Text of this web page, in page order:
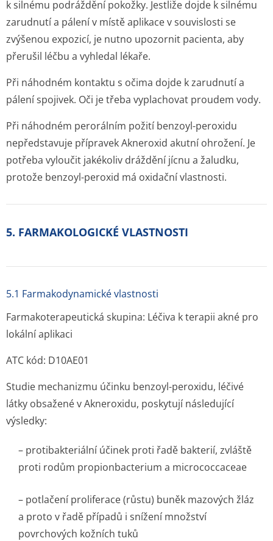
k silnému podráždění pokožky. Jestliže dojde k silnému
zarudnutí a pálení v místě aplikace v souvislosti se
zvýšenou expozicí, je nutno upozornit pacienta, aby
přerušil léčbu a vyhledal lékaře.
Při náhodném kontaktu s očima dojde k zarudnutí a
pálení spojivek. Oči je třeba vyplachovat proudem vody.
Při náhodném perorálním požití benzoyl-peroxidu
nepředstavuje přípravek Akneroxid akutní ohrožení. Je
potřeba vyloučit jakékoliv dráždění jícnu a žaludku,
protože benzoyl-peroxid má oxidační vlastnosti.
5. FARMAKOLOGICKÉ VLASTNOSTI
5.1 Farmakodynamické vlastnosti
Farmakoterapeutická skupina: Léčiva k terapii akné pro
lokální aplikaci
ATC kód: D10AE01
Studie mechanizmu účinku benzoyl-peroxidu, léčivé
látky obsažené v Akneroxidu, poskytují následující
výsledky:
– protibakteriální účinek proti řadě bakterií, zvláště
proti rodům propionbacterium a micrococcaceae
– potlačení proliferace (růstu) buněk mazových žláz
a proto v řadě případů i snížení množství
povrchových kožních tuků